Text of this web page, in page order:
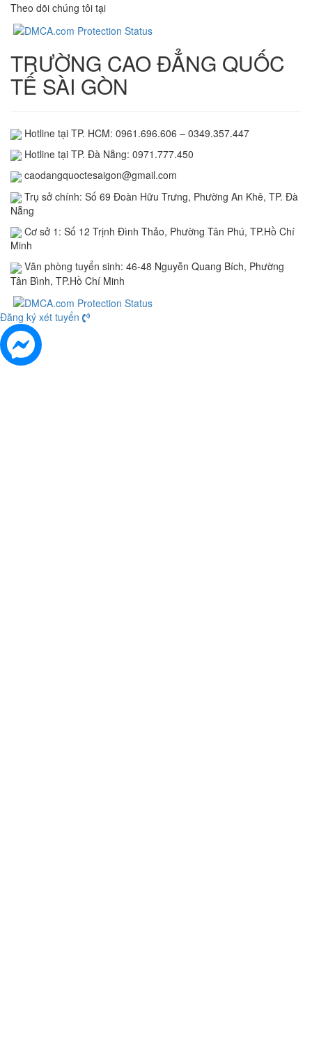
Theo dõi chúng tôi tại
TRƯỜNG CAO ĐẲNG QUỐC
TẾ SÀI GÒN
Hotline tại TP. HCM: 0961.696.606 – 0349.357.447
Hotline tại TP. Đà Nẵng: 0971.777.450
caodangquoctesaigon@gmail.com
Trụ sở chính: Số 69 Đoàn Hữu Trưng, Phường An Khê, TP. Đà
Nẵng
Cơ sở 1: Số 12 Trịnh Đình Thảo, Phường Tân Phú, TP.Hồ Chí
Minh
Văn phòng tuyển sinh: 46-48 Nguyễn Quang Bích, Phường
Tân Bình, TP.Hồ Chí Minh
Đăng ký xét tuyển